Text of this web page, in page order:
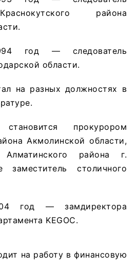
района
год — следователь
области.
на разных должностях в
прокурором
Акмолинской области,
района г.
столичного
год — замдиректора
KEGOC.
на работу в финансовую